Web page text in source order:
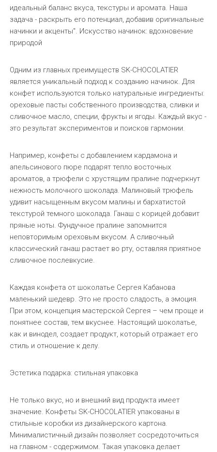
идеальный баланс вкуса, текстуры и аромата. Наша
задача - раскрыть его потенциал, добавив оригинальные
начинки и акценты". Искусство начинок: вдохновение
природой
Одним из главных преимуществ SK-CHOCOLATIER
является уникальный подход к созданию начинок. Для
конфет используются только натуральные ингредиенты:
ореховые пасты собственного производства, сливки и
сливочное масло, специи, фрукты и ягоды. Каждый вкус -
это результат экспериментов и поисков гармонии.
Например, конфеты с добавлением кардамона и
апельсинового пюре подарят тепло восточных
ароматов, а трюфели с хрустящим пралине подчеркнут
нежность молочного шоколада. Малиновый трюфель
удивит насыщенным вкусом малины и бархатистой
текстурой темного шоколада. Ганаш с корицей добавит
пряные ноты. Фундучное пралине запомнится
неповторимым ореховым вкусом. А сливочный
классический ганаш растает во рту, оставляя приятное
сливочное послевкусие.
Каждая конфета от шоколатье Сергея Кабанова
маленький шедевр. Это не просто сладость, а эмоция.
При этом, концепция мастерской Сергея – чем проще и
понятнее состав, тем вкуснее. Настоящий шоколатье,
как и винодел, создает продукт, который отражает его
стиль и отношение к делу.
Эстетика подарка: стильная упаковка
Не только вкус, но и внешний вид продукта имеет
значение. Конфеты SK-CHOCOLATIER упакованы в
стильные коробки из дизайнерского картона.
Минималистичный дизайн позволяет сосредоточиться
на главном - содержимом. Такая упаковка делает